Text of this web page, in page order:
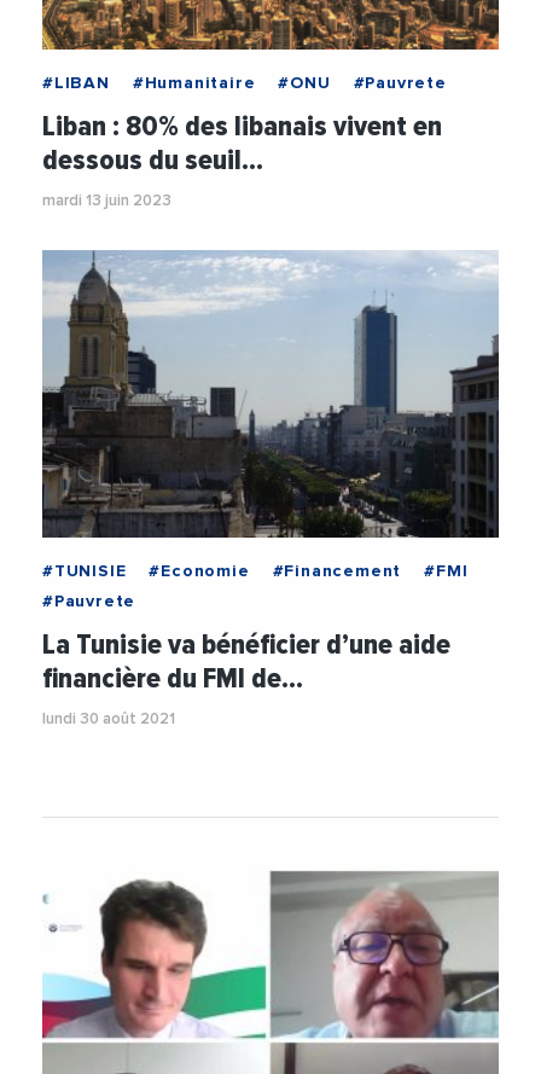
#LIBAN #Humanitaire #ONU #Pauvrete
Liban : 80% des libanais vivent en
dessous du seuil…
mardi 13 juin 2023
#TUNISIE #Economie #Financement
#FMI
#Pauvrete
La Tunisie va bénéficier d’une aide
financière du FMI de…
lundi 30 août 2021